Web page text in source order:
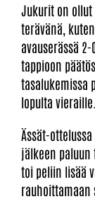
Jukurit on
terävänä,
avauserässä
tappioon
tasalukemissa
lopulta vieraille.
Ässät-
jälkeen paluun
toi peliin lisää
rauhoittamaan